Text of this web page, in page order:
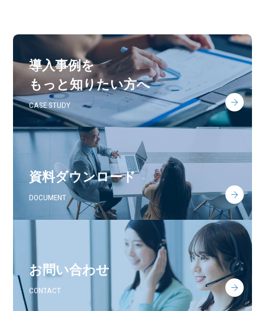
導入事例を
もっと知りたい方へ
CASE STUDY
資料ダウンロード
DOCUMENT
お問い合わせ
CONTACT